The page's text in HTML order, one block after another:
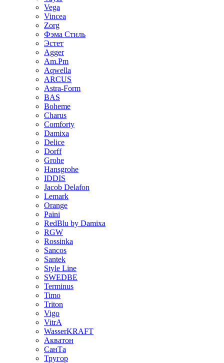
Vega
Vincea
Zorg
Фэма Стиль
Эстет
Agger
Am.Pm
Aqwella
ARCUS
Astra-Form
BAS
Boheme
Charus
Comforty
Damixa
Delice
Dorff
Grohe
Hansgrohe
IDDIS
Jacob Delafon
Lemark
Orange
Paini
RedBlu by Damixa
RGW
Rossinka
Sancos
Santek
Style Line
SWEDBE
Terminus
Timo
Triton
Vigo
VitrA
WasserKRAFT
Акватон
СанТа
Тругор